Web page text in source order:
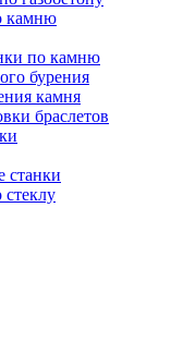
камню
по камню
бурения
камня
браслетов
станки